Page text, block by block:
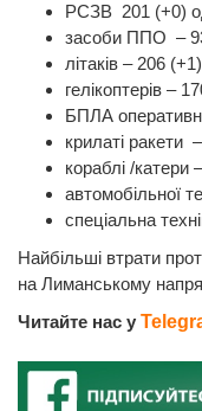
РСЗВ 201 (+0)
засоби ППО –
літаків – 206
гелікоптерів –
БПЛА
крилаті ракети
кораблі /катери
автомобільної
спеціальна
Найбільші втрати
на Лиманському
Читайте нас у